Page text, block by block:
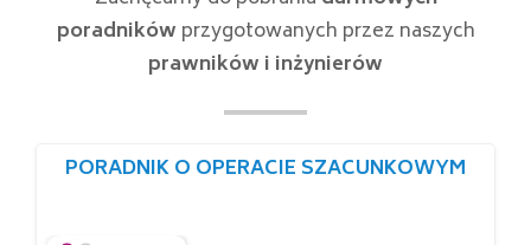
poradników przygotowanych przez naszych
prawników i inżynierów
PORADNIK O OPERACIE SZACUNKOWYM